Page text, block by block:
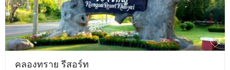
คลองทราย รีสอร์ท